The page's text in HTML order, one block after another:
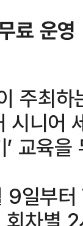
료 운영
주최
시니어
교육을
일부
회차별